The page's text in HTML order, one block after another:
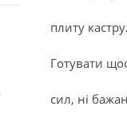
плиту
Готувати
сил, ні